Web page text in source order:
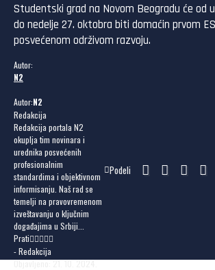
Studentski grad na Novom Beogradu će od
do nedelje 27. oktobra biti domaćin prvom
posvećenom održivom razvoju.
Autor:
N2
Autor:N2
Redakcija
Redakcija portala N2
okuplja tim novinara i
urednika posvećenih
profesionalnim
standardima i objektivnom
informisanju. Naš rad se
temelji na pravovremenom
izveštavanju o ključnim
događajima u Srbiji...
Prati
- Redakcija
Objavljeno: 21. 10. 2024.
Podeli